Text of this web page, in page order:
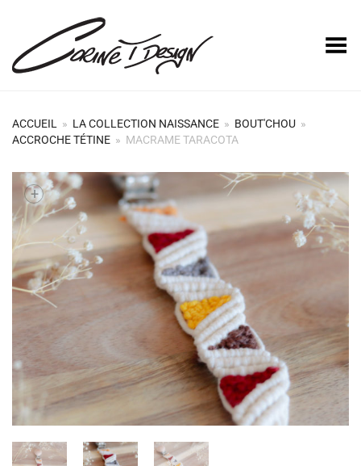
Basculer le menu
ACCUEIL » LA COLLECTION NAISSANCE » BOUT'CHOU »
ACCROCHE TÉTINE » MACRAME TARACOTA
+